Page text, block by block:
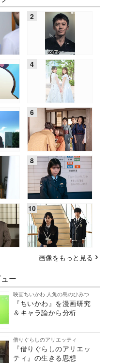
画像をもっと見る
ー
映画ちいかわ 人魚の島のひみつ
『ちいかわ』を漫画研究
＆キャラ論から分析
借りぐらしのアリエッティ
『借りぐらしのアリエッ
ティ』の生きる思想